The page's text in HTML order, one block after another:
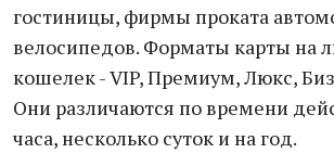
гостиницы, фирмы проката
велосипедов. Форматы карты на
кошелек - VIP, Премиум, Люкс,
Они различаются по времени
часа, несколько суток и на год.